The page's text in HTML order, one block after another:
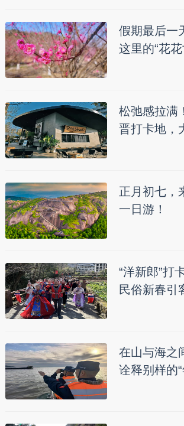
假期最后一
这里的“花花
松弛感拉满
晋打卡地，
正月初七，
一日游！
“洋新郎”打
民俗新春引
在山与海之
诠释别样的“